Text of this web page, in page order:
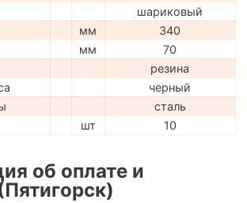
шариковый
мм
340
мм
70
резина
черный
сталь
шт 10
об оплате и